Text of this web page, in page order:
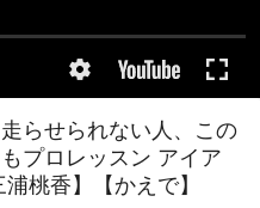
らせられない人、この
プロレッスン アイア
桃香】【かえで】